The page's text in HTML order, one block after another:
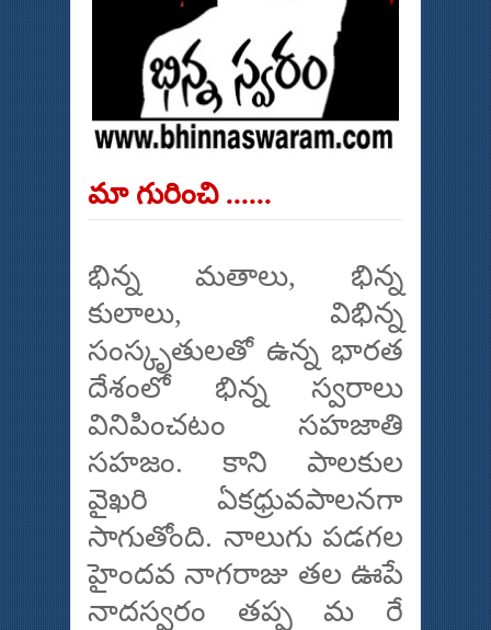
మా గురించి ......
భిన్న మతాలు, భిన్న
కులాలు, విభిన్న
సంస్కృతులతో ఉన్న భారత
దేశంలో భిన్న స్వరాలు
వినిపించటం సహజాతి
సహజం. కాని పాలకుల
వైఖరి ఏకధ్రువపాలనగా
సాగుతోంది. నాలుగు పడగల
హైందవ నాగరాజు తల ఊపే
నాదస్వరం తప్ప మ రే